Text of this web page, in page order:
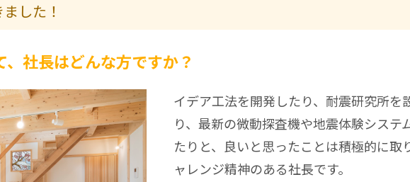
した！
社長はどんな方ですか？
イデア工法を開発したり、耐震研究所を
り、最新の微動探査機や地震体験システ
たりと、良いと思ったことは積極的に取
ャレンジ精神のある社長です。